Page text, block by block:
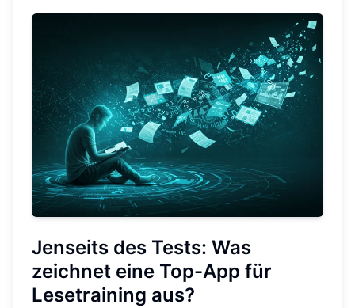
Jenseits des Tests: Was
zeichnet eine Top-App für
Lesetraining aus?